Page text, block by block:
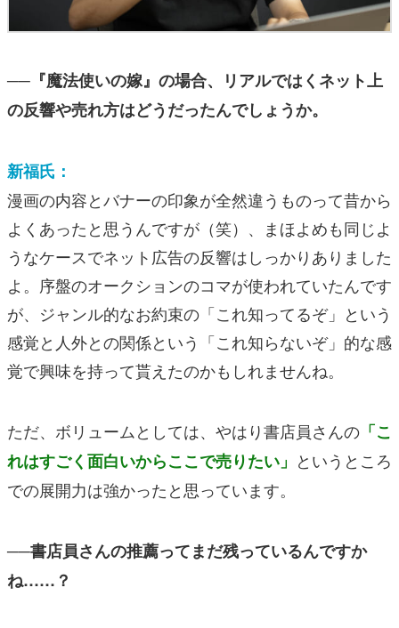
──『魔法使いの嫁』の場合、リアルではくネット上
の反響や売れ方はどうだったんでしょうか。
新福氏：
漫画の内容とバナーの印象が全然違うものって昔から
よくあったと思うんですが（笑）、まほよめも同じよ
うなケースでネット広告の反響はしっかりありました
よ。序盤のオークションのコマが使われていたんです
が、ジャンル的なお約束の「これ知ってるぞ」という
感覚と人外との関係という「これ知らないぞ」的な感
覚で興味を持って貰えたのかもしれませんね。
ただ、ボリュームとしては、やはり書店員さんの 「こ
れはすごく面白いからここで売りたい」 というところ
での展開力は強かったと思っています。
──書店員さんの推薦ってまだ残っているんですか
ね……？